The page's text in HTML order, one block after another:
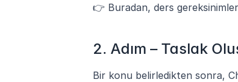
👉 Buradan, ders
2. Adım – Taslak
Bir konu belirledikten sonra,